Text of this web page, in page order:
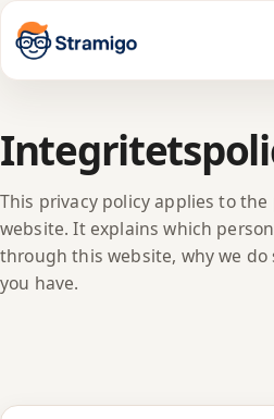
🇸🇪
This privacy policy applies to
website. It explains which
through this website, why we
you have.